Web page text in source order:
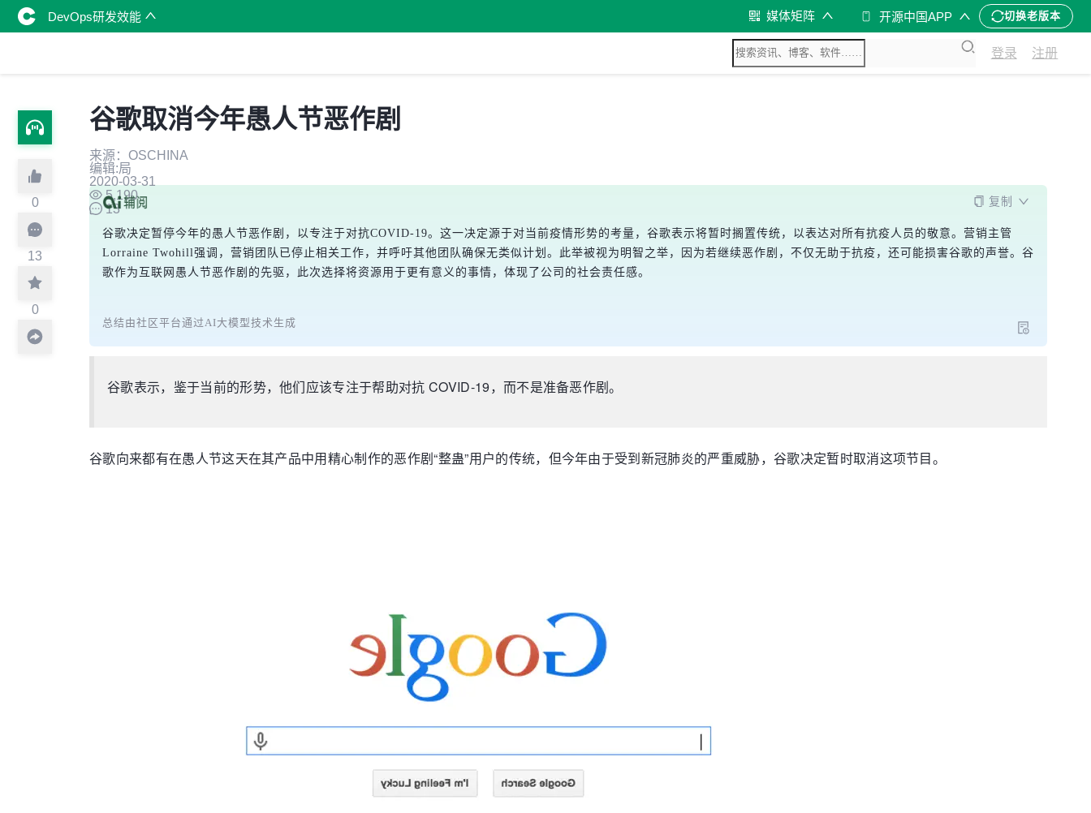
DevOps研发效能 媒体矩阵 开源中国APP 切换老版本
登录 注册
0
13
0
谷歌取消今年愚人节恶作剧
来源：OSCHINA
编辑:局
2020-03-31
5,190
13
复制
谷歌决定暂停今年的愚人节恶作剧，以专注于对抗COVID-19。这一决定源于对当前疫情形势的考量，谷歌表示将暂时搁置传统，以表达对所有抗疫人员的敬意。营销主管
Lorraine Twohill强调，营销团队已停止相关工作，并呼吁其他团队确保无类似计划。此举被视为明智之举，因为若继续恶作剧，不仅无助于抗疫，还可能损害谷歌的声誉。谷
歌作为互联网愚人节恶作剧的先驱，此次选择将资源用于更有意义的事情，体现了公司的社会责任感。
总结由社区平台通过AI大模型技术生成
谷歌表示，鉴于当前的形势，他们应该专注于帮助对抗 COVID-19，而不是准备恶作剧。
谷歌向来都有在愚人节这天在其产品中用精心制作的恶作剧“整蛊”用户的传统，但今年由于受到新冠肺炎的严重威胁，谷歌决定暂时取消这项节目。